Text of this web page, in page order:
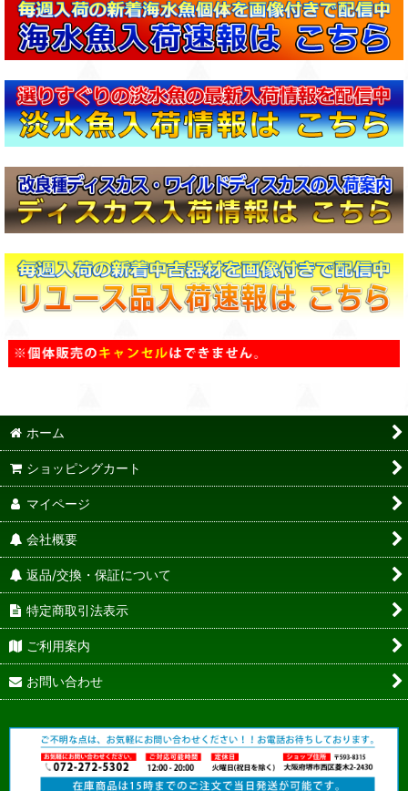
ホーム
ショッピングカート
マイページ
会社概要
返品/交換・保証について
特定商取引法表示
ご利用案内
お問い合わせ